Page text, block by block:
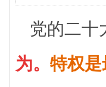
党的二十
为。 特权